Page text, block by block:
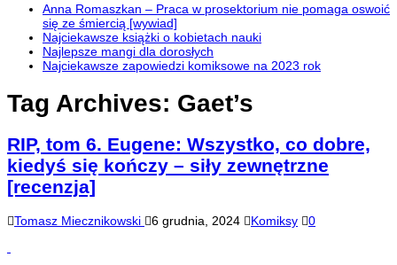
Anna Romaszkan – Praca w prosektorium nie pomaga oswoić
się ze śmiercią [wywiad]
Najciekawsze książki o kobietach nauki
Najlepsze mangi dla dorosłych
Najciekawsze zapowiedzi komiksowe na 2023 rok
Tag Archives: Gaet’s
RIP, tom 6. Eugene: Wszystko, co dobre,
kiedyś się kończy – siły zewnętrzne
[recenzja]
Tomasz Miecznikowski 6 grudnia, 2024 Komiksy 0